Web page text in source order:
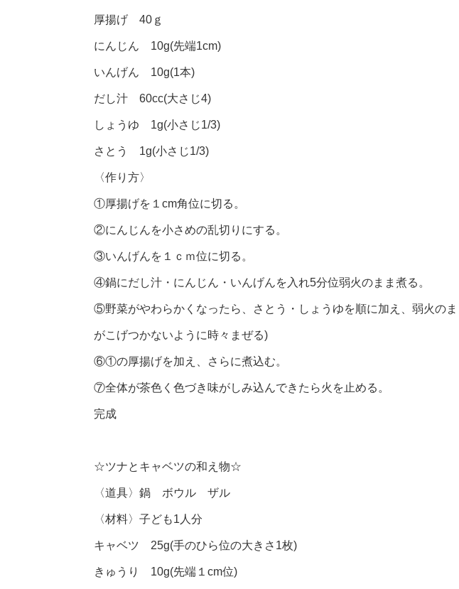
厚揚げ 40ｇ
にんじん 10g(先端1cm)
いんげん 10g(1本)
だし汁 60cc(大さじ4)
しょうゆ 1g(小さじ1/3)
さとう 1g(小さじ1/3)
〈作り方〉
①厚揚げを１cm角位に切る。
②にんじんを小さめの乱切りにする。
③いんげんを１ｃｍ位に切る。
④鍋にだし汁・にんじん・いんげんを入れ5分位弱火のまま煮る。
⑤野菜がやわらかくなったら、さとう・しょうゆを順に加え、弱火の
がこげつかないように時々まぜる)
⑥①の厚揚げを加え、さらに煮込む。
⑦全体が茶色く色づき味がしみ込んできたら火を止める。
完成
☆ツナとキャベツの和え物☆
〈道具〉鍋 ボウル ザル
〈材料〉子ども1人分
キャベツ 25g(手のひら位の大きさ1枚)
きゅうり 10g(先端１cm位)